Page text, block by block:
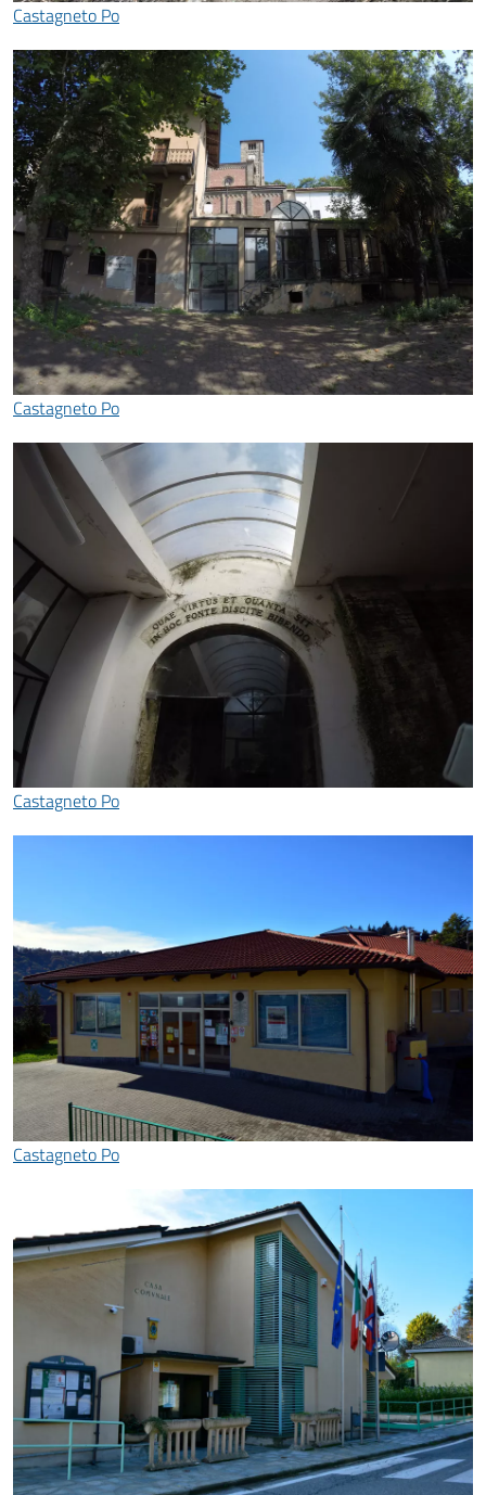
Castagneto Po
Castagneto Po
Castagneto Po
Castagneto Po